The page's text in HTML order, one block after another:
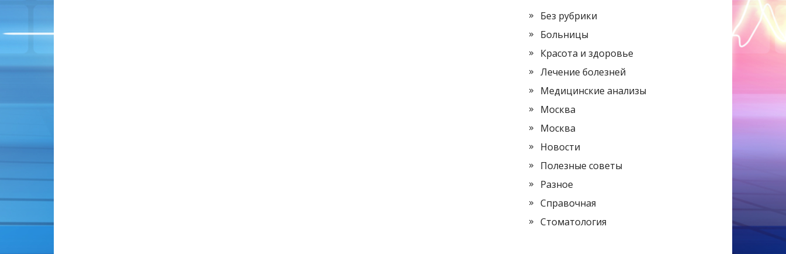
Без рубрики
Больницы
Красота и здоровье
Лечение болезней
Медицинские анализы
Москва
Москва
Новости
Полезные советы
Разное
Справочная
Стоматология